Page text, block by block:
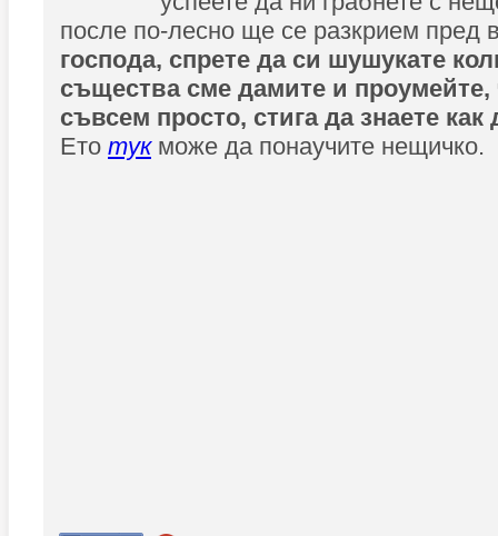
после по-лесно ще се разкрием пред
господа, спрете да си шушукате
същества сме дамите и
съвсем просто, стига да знаете как
Ето тукможе да понаучите нещичко.